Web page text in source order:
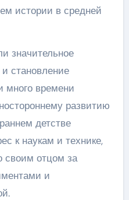
истории в средней
значительное
становление
много времени
развитию
детстве
к наукам и технике,
своим отцом за
и